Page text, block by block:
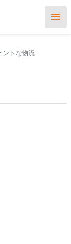
ントな物流